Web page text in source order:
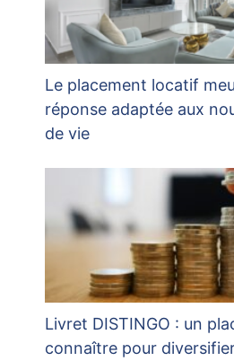
Le placement locatif
réponse adaptée aux
de vie
Livret DISTINGO : un
connaître pour